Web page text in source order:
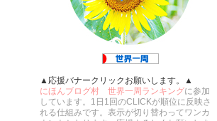
▲応援バナークリックお願いします。▲
にほんブログ村 世界一周ランキングに参加
しています。1日1回のCLICKが順位に反映さ
れる仕組みです。表示が切り替わってワンカ